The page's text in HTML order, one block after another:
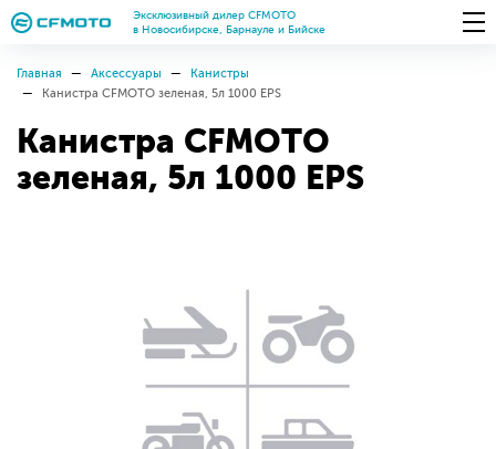
Эксклюзивный дилер CFMOTO
в Новосибирске, Барнауле и Бийске
Главная Аксессуары
Канистры
Канистра CFMOTO зеленая, 5л 1000 EPS
Канистра CFMOTO
зеленая, 5л 1000 EPS